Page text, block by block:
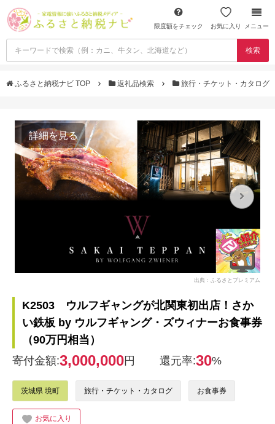
限度額をチェック お気に入り メニュー
検索
ふるさと納税ナビ TOP 返礼品検索 旅行・チケット・カタログ
詳細を見る
出典：ふるさとプレミアム
K2503 ウルフギャングが北関東初出店！さか
い鉄板 by ウルフギャング・ズウィナーお食事券
（90万円相当）
寄付金額:3,000,000円 還元率:30%
茨城県 境町 旅行・チケット・カタログ お食事券
お気に入り